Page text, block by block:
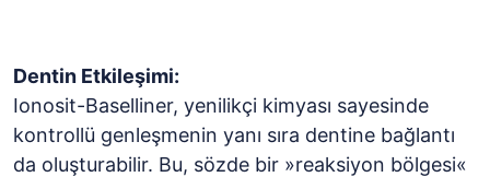
Dentin Etkileşimi:
Ionosit-Baselliner, yenilikçi kimyası sayesinde
kontrollü genleşmenin yanı sıra dentine bağlantı
da oluşturabilir. Bu, sözde bir »reaksiyon bölgesi«